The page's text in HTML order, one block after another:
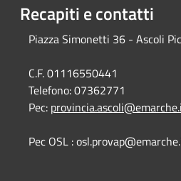
Recapiti e contatti
Piazza Simonetti 36 - Ascoli
C.F. 01116550441
Telefono:07362771
Pec:
Pec OSL :